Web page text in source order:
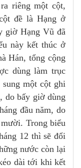
riêng một cột,
đề là Hạng ở
giờ Hạng Vũ đã
này kết thúc ở
Hán, tổng cộng
dùng làm trục
một cột ghi
do bấy giờ dùng
đầu năm, do
Trong biểu
12 thì sẽ đổi
nước còn lại
dài tới khi kết